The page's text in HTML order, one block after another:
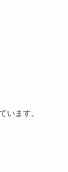
います。